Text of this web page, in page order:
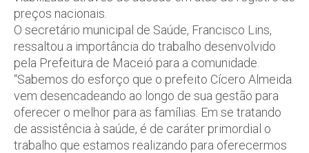
preços nacionais.
O secretário municipal de Saúde, Francisco Lins,
ressaltou a importância do trabalho desenvolvido
pela Prefeitura de Maceió para a comunidade.
“Sabemos do esforço que o prefeito Cícero Almeida
vem desencadeando ao longo de sua gestão para
oferecer o melhor para as famílias. Em se tratando
de assistência à saúde, é de caráter primordial o
trabalho que estamos realizando para oferecermos